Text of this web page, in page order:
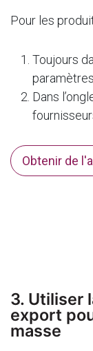
Pour les
Toujours
paramètres
Dans
Obtenir de
3. Utiliser
export
masse